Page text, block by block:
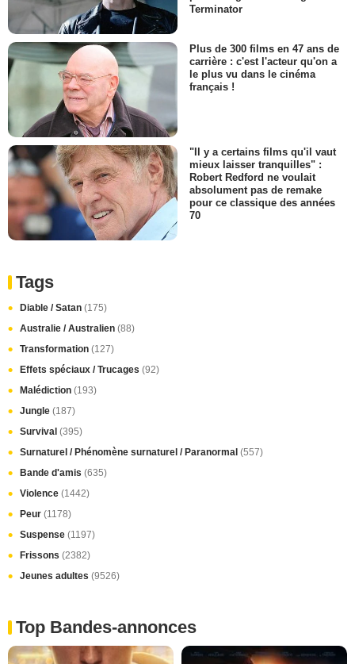
Terminator
Plus de 300 films en 47 ans de
carrière : c'est l'acteur qu'on a
le plus vu dans le cinéma
français !
"Il y a certains films qu'il vaut
mieux laisser tranquilles" :
Robert Redford ne voulait
absolument pas de remake
pour ce classique des années
70
Tags
Diable / Satan (175)
Australie / Australien (88)
Transformation (127)
Effets spéciaux / Trucages (92)
Malédiction (193)
Jungle (187)
Survival (395)
Surnaturel / Phénomène surnaturel / Paranormal (557)
Bande d'amis (635)
Violence (1442)
Peur (1178)
Suspense (1197)
Frissons (2382)
Jeunes adultes (9526)
Top Bandes-annonces